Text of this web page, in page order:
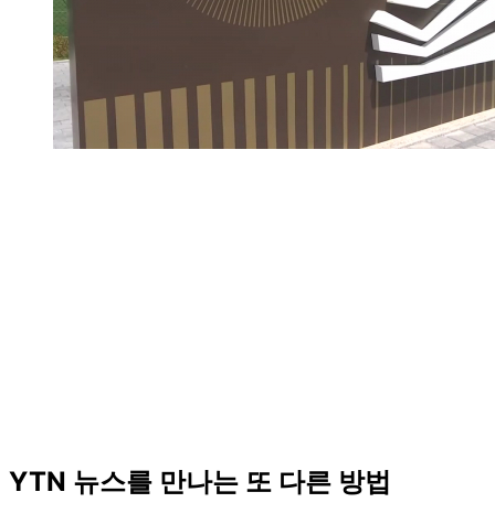
YTN 뉴스를 만나는 또 다른 방법